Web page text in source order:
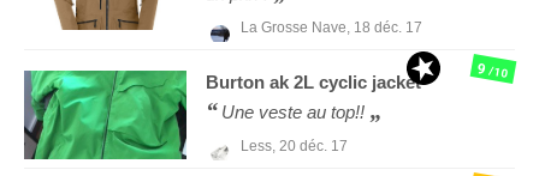
La Grosse Nave, 18 déc. 17
Burton ak 2L cyclic jacket
Une veste au top!!
Less, 20 déc. 17
9/10